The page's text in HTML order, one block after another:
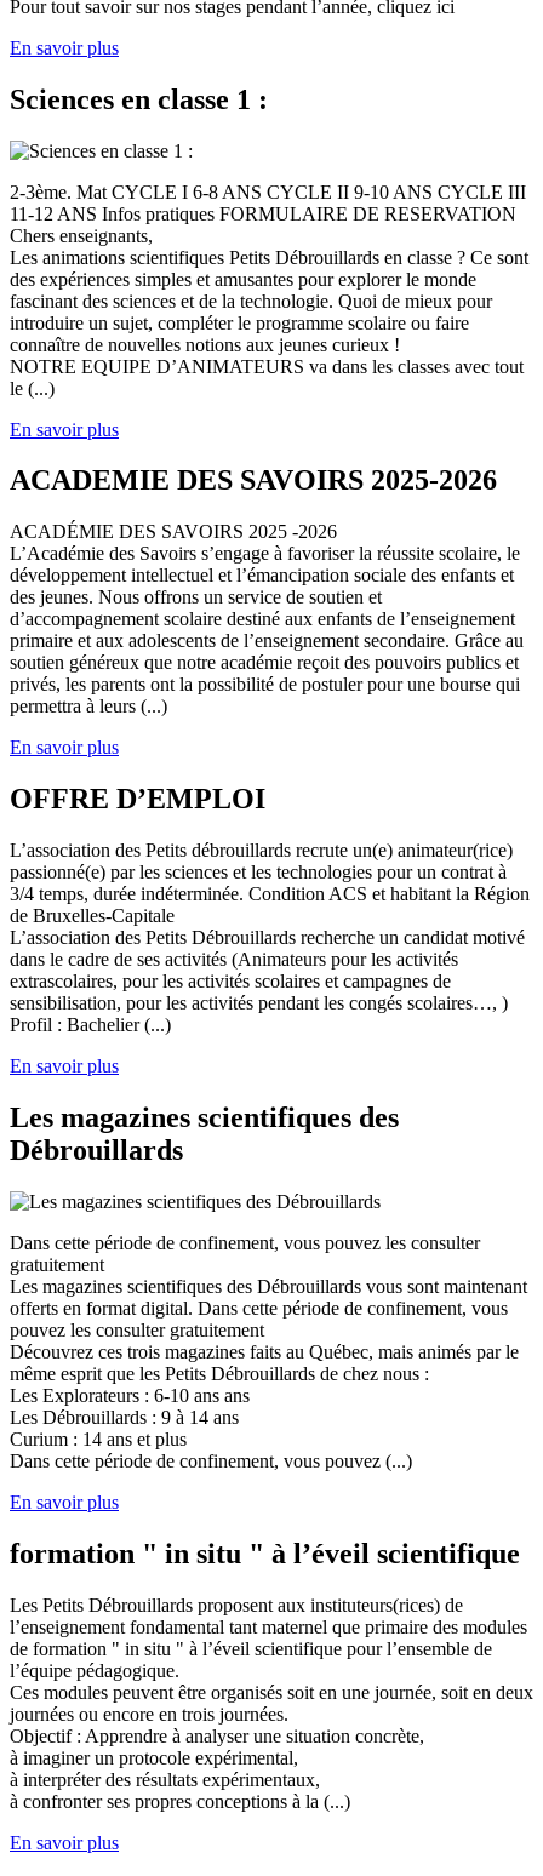
Pour tout savoir sur nos stages pendant l’année, cliquez ici
En savoir plus
Sciences en classe 1 :
2-3ème. Mat CYCLE I 6-8 ANS CYCLE II 9-10 ANS CYCLE III
11-12 ANS Infos pratiques FORMULAIRE DE RESERVATION
Chers enseignants,
Les animations scientifiques Petits Débrouillards en classe ? Ce sont
des expériences simples et amusantes pour explorer le monde
fascinant des sciences et de la technologie. Quoi de mieux pour
introduire un sujet, compléter le programme scolaire ou faire
connaître de nouvelles notions aux jeunes curieux !
NOTRE EQUIPE D’ANIMATEURS va dans les classes avec tout
le (...)
En savoir plus
ACADEMIE DES SAVOIRS 2025-2026
ACADÉMIE DES SAVOIRS 2025 -2026
L’Académie des Savoirs s’engage à favoriser la réussite scolaire, le
développement intellectuel et l’émancipation sociale des enfants et
des jeunes. Nous offrons un service de soutien et
d’accompagnement scolaire destiné aux enfants de l’enseignement
primaire et aux adolescents de l’enseignement secondaire. Grâce au
soutien généreux que notre académie reçoit des pouvoirs publics et
privés, les parents ont la possibilité de postuler pour une bourse qui
permettra à leurs (...)
En savoir plus
OFFRE D’EMPLOI
L’association des Petits débrouillards recrute un(e) animateur(rice)
passionné(e) par les sciences et les technologies pour un contrat à
3/4 temps, durée indéterminée. Condition ACS et habitant la Région
de Bruxelles-Capitale
L’association des Petits Débrouillards recherche un candidat motivé
dans le cadre de ses activités (Animateurs pour les activités
extrascolaires, pour les activités scolaires et campagnes de
sensibilisation, pour les activités pendant les congés scolaires…, )
Profil : Bachelier (...)
En savoir plus
Les magazines scientifiques des
Débrouillards
Dans cette période de confinement, vous pouvez les consulter
gratuitement
Les magazines scientifiques des Débrouillards vous sont maintenant
offerts en format digital. Dans cette période de confinement, vous
pouvez les consulter gratuitement
Découvrez ces trois magazines faits au Québec, mais animés par le
même esprit que les Petits Débrouillards de chez nous :
Les Explorateurs : 6-10 ans ans
Les Débrouillards : 9 à 14 ans
Curium : 14 ans et plus
Dans cette période de confinement, vous pouvez (...)
En savoir plus
formation " in situ " à l’éveil scientifique
Les Petits Débrouillards proposent aux instituteurs(rices) de
l’enseignement fondamental tant maternel que primaire des modules
de formation " in situ " à l’éveil scientifique pour l’ensemble de
l’équipe pédagogique.
Ces modules peuvent être organisés soit en une journée, soit en deux
journées ou encore en trois journées.
Objectif : Apprendre à analyser une situation concrète,
à imaginer un protocole expérimental,
à interpréter des résultats expérimentaux,
à confronter ses propres conceptions à la (...)
En savoir plus